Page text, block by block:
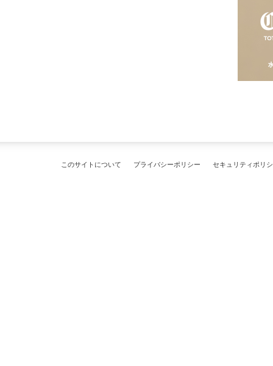
このサイトについて プライバシーポリシー セキュリティポリ